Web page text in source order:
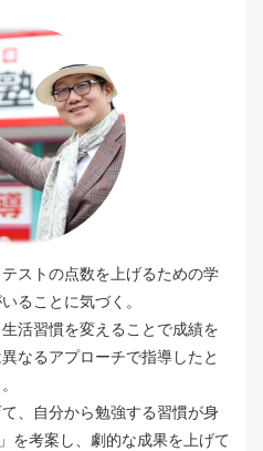
ストの点数を上げるための学
ることに気づく。
活習慣を変えることで成績を
なるアプローチで指導したと
、自分から勉強する習慣が身
を考案し、劇的な成果を上げて